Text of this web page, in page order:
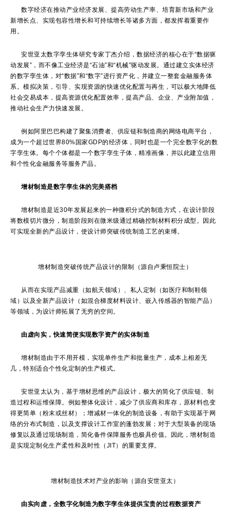
数字经济在推动产业经济发展、提高劳动生产率、培育新市场和产业
新增长点、实现包容性增长和可持续增长等诸多方面，都发挥着重要作
用。
安世亚太数字孪生体研究专家丁杰介绍，数据经济的核心在于“数据驱
动发展”，而不像工业经济是“石油”和“机械”驱动发展。通过建立实体经济
的数字孪生体，对“数据”和“数字”进行资产化，并建立一整套金融服务体
系。模拟决策，引导、实现资源的快速优化配置与再生，可以极大地降低
社会交易成本，提高资源优化配置效率，提高产品、企业、产业附加值，
推动社会生产力快速发展。
例如阿里巴巴构建了聚集消费者、供应链和制造商的网络电商平台，
成为一个超过世界80%国家GDP的经济体，同时也是一个完全数字化的数
字孪生体。每个个体都是一个数字孪生子体，精准画像，并以此建立信用
和个性化金融服务等服务产品。
增材制造是数字孪生体的完美搭档
增材制造是近30年发展起来的一种微积分式的制造方式，在设计阶段
将数模切片微分，制造阶段则在微米级通过精确控制材料积分成型。因此
可实现全新的产品设计，使设计师突破传统制造工艺的束缚。
增材制造突破传统产品设计的限制（源自卢秉恒院士）
从而在实现产品减重（如航天领域）、私人定制（如医疗和制鞋领
域）以及全新产品设计（如混合梯度材料设计、嵌入传感器的智能产品）
等领域，为设计师拓展了无穷的空间。
由虚向实，快速简便实现数字资产的实体制造
增材制造由于不用开模，实现单件生产和批量生产，成本上相差无
几，特别适合个性化定制的生产模式。
安世亚太认为，基于增材思维的产品设计，极大的简化了供应链、制
造过程和运维保障。例如整体化设计，减少了供应商和库存，原材料也变
得更简单（粉末或丝材）；增减材一体化的制造设备，有助于实现基于网
络的分布式制造，以及支撑设计工作室的蓬勃发展；对于大型装备的现场
修复以及通过现场制造，简化备件保障服务也极具价值。因此，增材制造
是实现定制化生产柔性和及时性（JIT）的重要支撑。
增材制造技术对产业的影响（源自安世亚太）
由实向虚，全数字化制造为数字孪生体提供宝贵的过程数据资产